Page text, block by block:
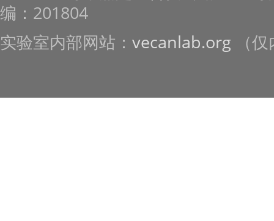
编：201804
实验室内部网站： vecanlab.org （